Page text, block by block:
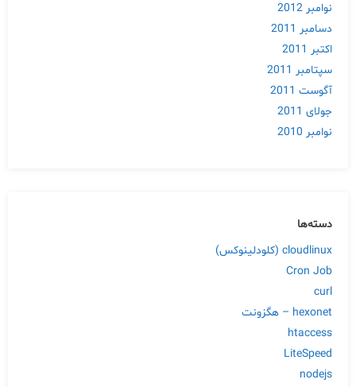
نوامبر 2012
دسامبر 2011
اکتبر 2011
سپتامبر 2011
آگوست 2011
جولای 2011
نوامبر 2010
دسته‌ها
cloudlinux (کلودلینوکس)
Cron Job
curl
hexonet – هگزونت
htaccess
LiteSpeed
nodejs